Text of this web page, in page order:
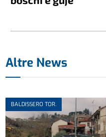
Altre News
BALDISSERO TOR.